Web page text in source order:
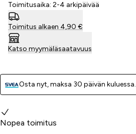
Toimitusaika: 2-4 arkipäivää
Toimitus alkaen 4,90 €
Katso myymäläsaatavuus
Osta nyt, ­maksa 30 päivän kuluessa.
Miksi valita meidät?
Nopea toimitus